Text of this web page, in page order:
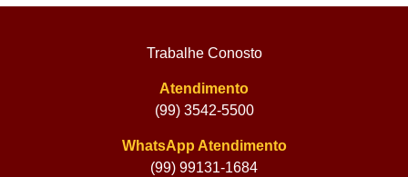
Trabalhe Conosto
Atendimento
(99) 3542-5500
WhatsApp Atendimento
(99) 99131-1684